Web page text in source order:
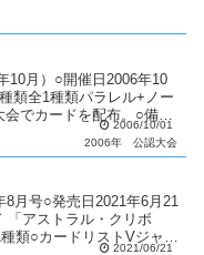
10月）○開催日2006年10
類全1種類パラレル+ノー
でカードを配布。○備考
2006/10/01
2006年
公認大会
月号○発売日2021年6月21
「アストラル・クリボ
類○カードリストVジャン
2021/06/21